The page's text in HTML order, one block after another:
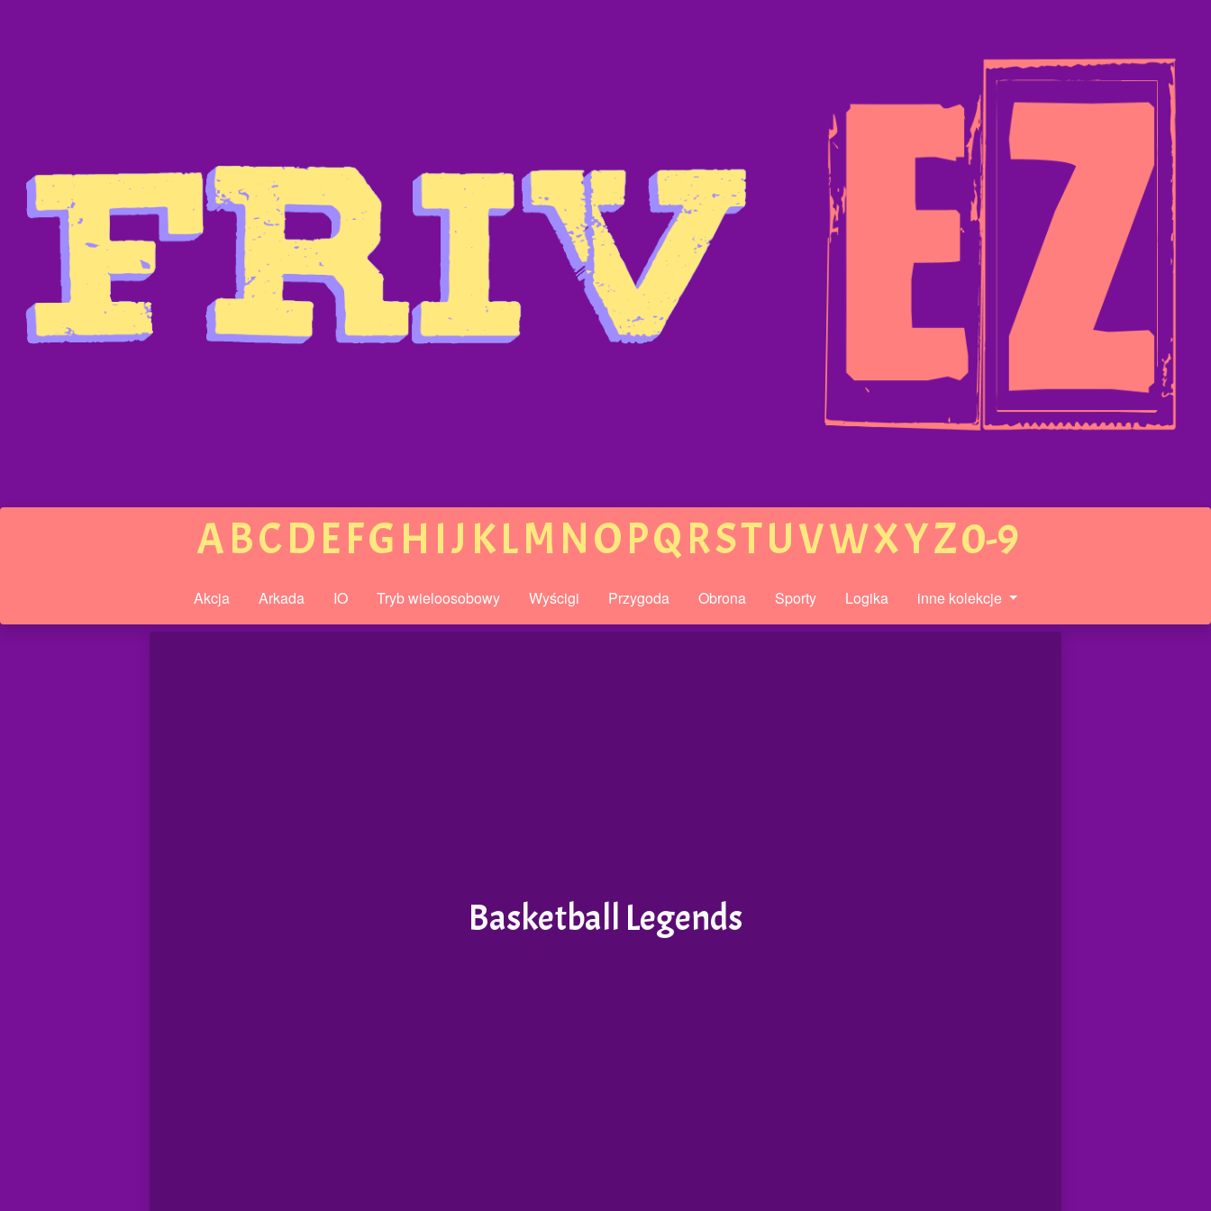
ABCDEFGH IJ KLMNOPQRSTUVWXYZ0-9
Akcja Arkada IO Tryb wieloosobowy Wyścigi Przygoda Obrona Sporty Logika inne kolekcje
Basketball Legends